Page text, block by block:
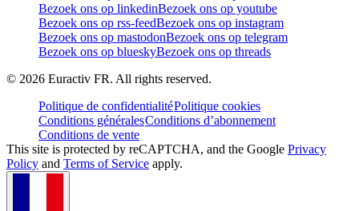
Bezoek ons op linkedinBezoek ons op youtube
Bezoek ons op rss-feedBezoek ons op instagram
Bezoek ons op mastodonBezoek ons op telegram
Bezoek ons op blueskyBezoek ons op threads
© 2026 Euractiv FR. All rights reserved.
Politique de confidentialitéPolitique cookies
Conditions généralesConditions d’abonnement
Conditions de vente
This site is protected by reCAPTCHA, and the Google Privacy
Policy and Terms of Service apply.